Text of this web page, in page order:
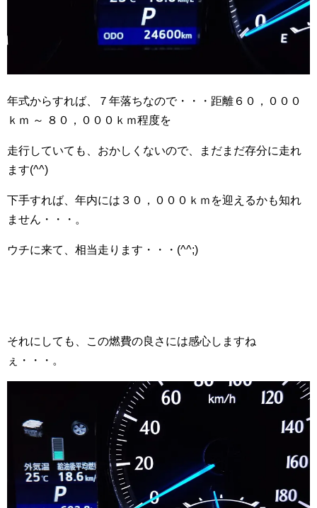
年式からすれば、７年落ちなので・・・距離６０，０００
ｋｍ ～ ８０，０００ｋｍ程度を
走行していても、おかしくないので、まだまだ存分に走れ
ます(^^)
下手すれば、年内には３０，０００ｋｍを迎えるかも知れ
ません・・・。
ウチに来て、相当走ります・・・(^^;)ゞ
それにしても、この燃費の良さには感心しますね
ぇ・・・。